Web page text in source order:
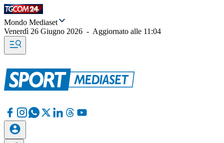
Mondo Mediaset
Venerdì 26 Giugno 2026 - Aggiornato alle 11:04